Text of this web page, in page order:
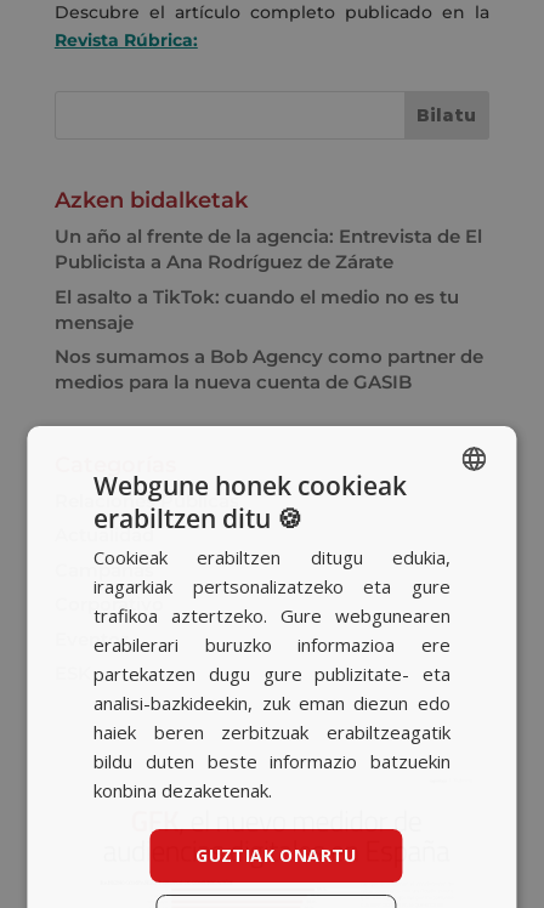
Descubre el artículo completo publicado en la
Revista Rúbrica:
Azken bidalketak
Un año al frente de la agencia: Entrevista de El
Publicista a Ana Rodríguez de Zárate
El asalto a TikTok: cuando el medio no es tu
mensaje
Nos sumamos a Bob Agency como partner de
medios para la nueva cuenta de GASIB
Relaciones Públicas
Actualidad
Campañas
Corporativo
Eventos
BASQUE
CATALAN
ENGLISH
Webgune honek cookieak
erabiltzen ditu 🍪
Cookieak erabiltzen ditugu edukia,
iragarkiak pertsonalizatzeko eta gure
trafikoa aztertzeko. Gure webgunearen
erabilerari buruzko informazioa ere
partekatzen dugu gure publizitate- eta
analisi-bazkideekin, zuk eman diezun edo
haiek beren zerbitzuak erabiltzeagatik
bildu duten beste informazio batzuekin
konbina dezaketenak.
GUZTIAK ONARTU